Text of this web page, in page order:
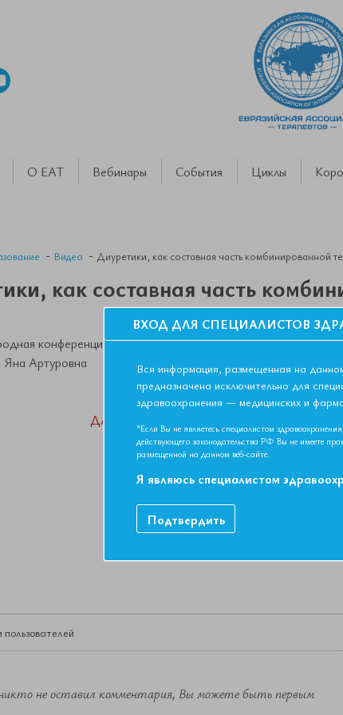
О ЕАТ Вебинары События Циклы
Видео Диуретики, как составная часть комбинированной
как составная часть
конференция Евразийской Ассоциации Терапевтов.
Артуровна
ДАННЫЙ МАТЕРИАЛ ДОСТУПЕН
Если вы являетесь членом ЕАТ,
Как вступить в
не оставил комментария, Вы можете быть первым
ВХОД ДЛЯ СПЕЦИАЛИСТОВ
Вся информация, размещенная на
предназначена исключительно для
здравоохранения — медицинских и
*Если Вы не являетесь специалистом
действующего законодательства РФ Вы не имеете
размещенной на данном веб-сайте.
Я являюсь специалистом
Подтвердить